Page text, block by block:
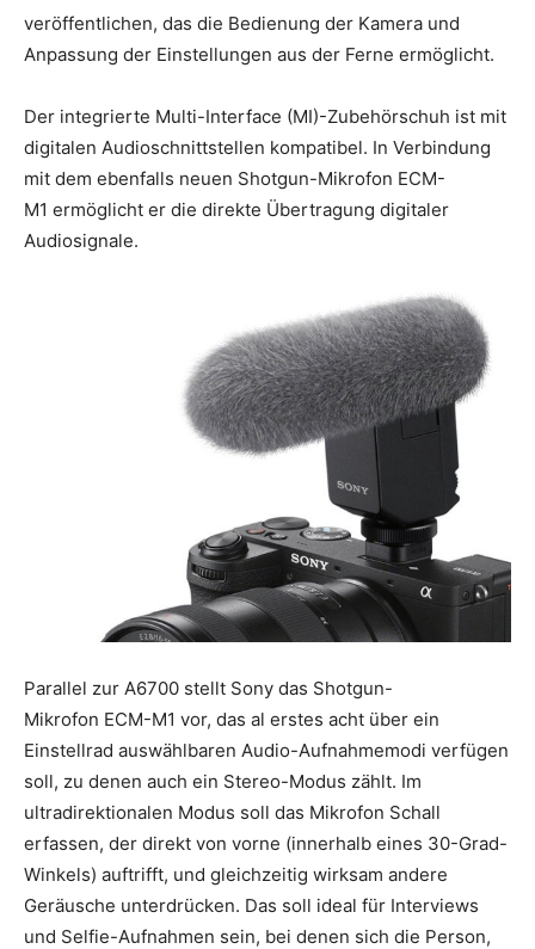
veröffentlichen, das die Bedienung der Kamera und
Anpassung der Einstellungen aus der Ferne ermöglicht.
Der integrierte Multi-Interface (MI)-Zubehörschuh ist mit
digitalen Audioschnittstellen kompatibel. In Verbindung
mit dem ebenfalls neuen Shotgun-Mikrofon ECM-
M1 ermöglicht er die direkte Übertragung digitaler
Audiosignale.
Parallel zur A6700 stellt Sony das Shotgun-
Mikrofon ECM-M1 vor, das al erstes acht über ein
Einstellrad auswählbaren Audio-Aufnahmemodi verfügen
soll, zu denen auch ein Stereo-Modus zählt. Im
ultradirektionalen Modus soll das Mikrofon Schall
erfassen, der direkt von vorne (innerhalb eines 30-Grad-
Winkels) auftrifft, und gleichzeitig wirksam andere
Geräusche unterdrücken. Das soll ideal für Interviews
und Selfie-Aufnahmen sein, bei denen sich die Person,